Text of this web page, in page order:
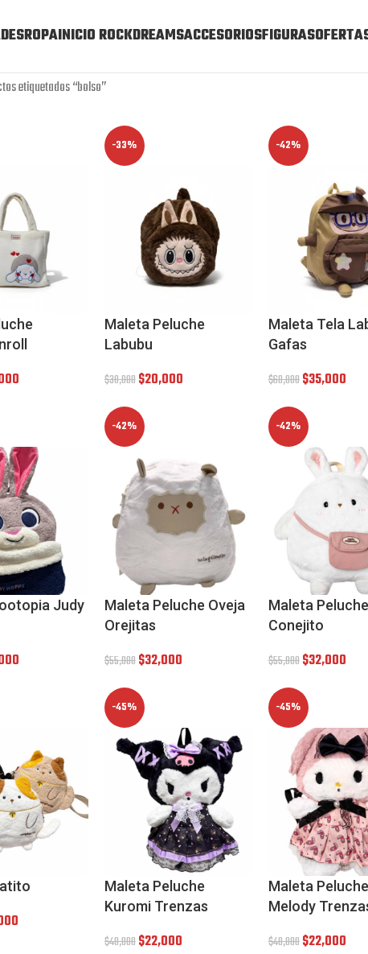
ROPAINICIO ROCKDREAMSACCESORIOSFIGURAS
etiquetados “bolso”
-33%
Maleta Peluche
Labubu
$30,000$20,000
-42%
Maleta Tela
Gafas
$60,000$35,000
Judy
-42%
Maleta Peluche Oveja
Orejitas
$55,000$32,000
-42%
Maleta Peluche
Conejito
$55,000$32,000
-45%
Maleta Peluche
Kuromi Trenzas
$40,000$22,000
-45%
Maleta
Melody
$40,000$22,000